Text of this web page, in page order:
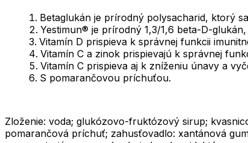
Betaglukán je prírodný polysacharid, ktorý
Yestimun® je prírodný 1,3/1,6 beta-D-
Vitamín D prispieva k správnej funkcii
Vitamín C a zinok prispievajú k správnej
Vitamín C prispieva aj k zníženiu únavy a
S pomarančovou príchuťou.
Zloženie: voda; glukózovo-fruktózový sirup;
pomarančová príchuť; zahusťovadlo: xantánová